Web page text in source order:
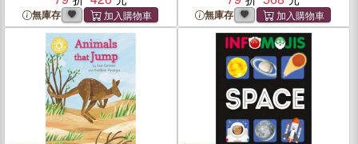
無庫存 無庫存